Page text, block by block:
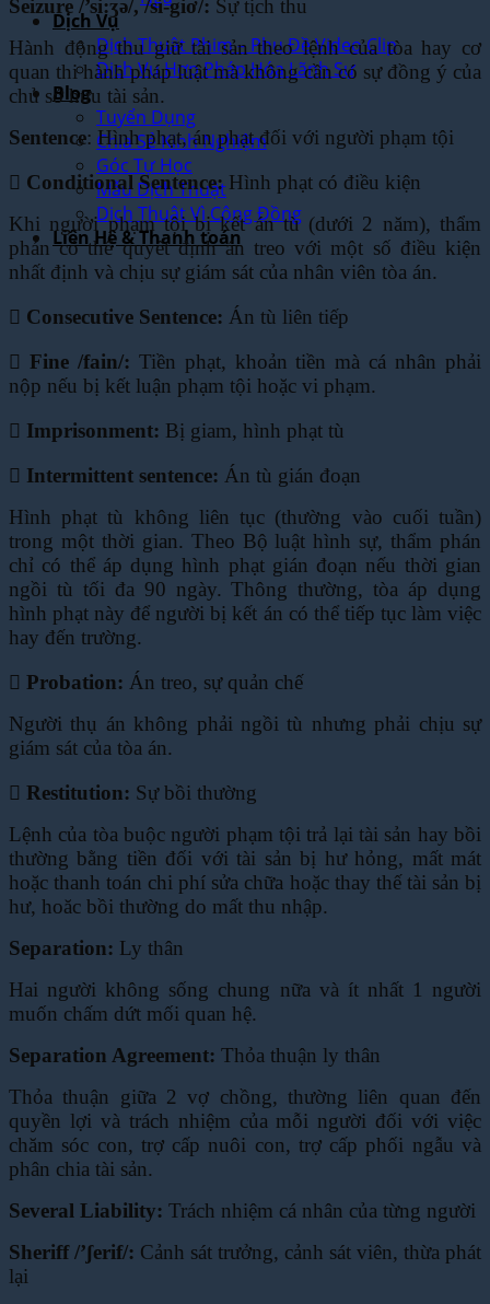
Dịch Vụ
Dịch Thuật Phim – Phụ Đề Video Clip
Dịch Vụ Hợp Pháp Hóa Lãnh Sự
Blog
Tuyển Dụng
Chia Sẻ Kinh Nghiệm
Góc Tự Học
Mẫu Dịch Thuật
Dịch Thuật Vì Cộng Đồng
Liên Hệ & Thanh toán
Seizure /’si:ӡə/, /sí-giơ/: Sự tịch thu
Hành động thu giữ tài sản theo lệnh của tòa hay cơ
quan thi hành pháp luật mà không cần có sự đồng ý của
chủ sở hữu tài sản.
Sentence: Hình phạt, án phạt đối với người phạm tội
 Conditional Sentence:Hình phạt có điều kiện
Khi người phạm tội bị kết án tù (dưới 2 năm), thẩm
phán có thể quyết định án treo với một số điều kiện
nhất định và chịu sự giám sát của nhân viên tòa án.
 Consecutive Sentence: Án tù liên tiếp
 Fine /fain/: Tiền phạt, khoản tiền mà cá nhân phải
nộp nếu bị kết luận phạm tội hoặc vi phạm.
 Imprisonment: Bị giam, hình phạt tù
 Intermittent sentence: Án tù gián đoạn
Hình phạt tù không liên tục (thường vào cuối tuần)
trong một thời gian. Theo Bộ luật hình sự, thẩm phán
chỉ có thể áp dụng hình phạt gián đoạn nếu thời gian
ngồi tù tối đa 90 ngày.Thông thường, tòa áp dụng
hình phạt này để người bị kết án có thể tiếp tục làm việc
hay đến trường.
 Probation: Án treo, sự quản chế
Người thụ án không phải ngồi tù nhưng phải chịu sự
giám sát của tòa án.
 Restitution: Sự bồi thường
Lệnh của tòa buộc người phạm tội trả lại tài sản hay bồi
thường bằng tiền đối với tài sản bị hư hỏng, mất mát
hoặc thanh toán chi phí sửa chữa hoặc thay thế tài sản bị
hư, hoăc bồi thường do mất thu nhập.
Separation: Ly thân
Hai người không sống chung nữa và ít nhất 1 người
muốn chấm dứt mối quan hệ.
Separation Agreement: Thỏa thuận ly thân
Thỏa thuận giữa 2 vợ chồng, thường liên quan đến
quyền lợi và trách nhiệm của mỗi người đối với việc
chăm sóc con, trợ cấp nuôi con, trợ cấp phối ngẫu và
phân chia tài sản.
Several Liability: Trách nhiệm cá nhân của từng người
Sheriff /’ʃerif/: Cảnh sát trưởng, cảnh sát viên, thừa phát
lại